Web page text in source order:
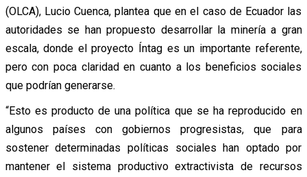
(OLCA), Lucio Cuenca, plantea que en el caso de Ecuador las
autoridades se han propuesto desarrollar la minería a gran
escala, donde el proyecto Íntag es un importante referente,
pero con poca claridad en cuanto a los beneficios sociales
que podrían generarse.
“Esto es producto de una política que se ha reproducido en
algunos países con gobiernos progresistas, que para
sostener determinadas políticas sociales han optado por
mantener el sistema productivo extractivista de recursos